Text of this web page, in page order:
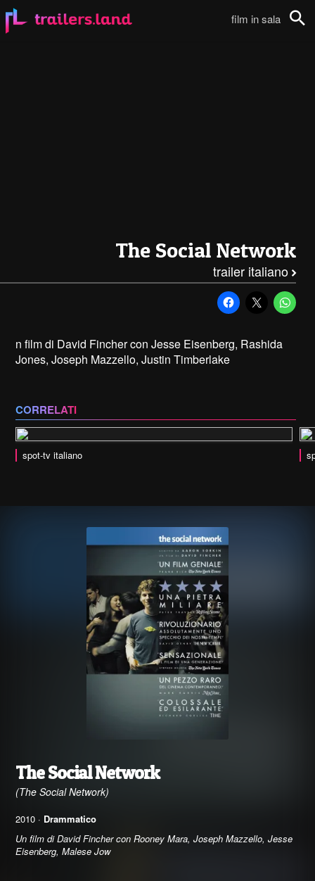
film in sala
The Social Network
trailer italiano
n film di David Fincher con Jesse Eisenberg, Rashida
Jones, Joseph Mazzello, Justin Timberlake
CORRELATI
spot-tv italiano
The Social Network
(The Social Network)
2010 · Drammatico
Un film di David Fincher con Rooney Mara, Joseph Mazzello, Jesse
Eisenberg, Malese Jow